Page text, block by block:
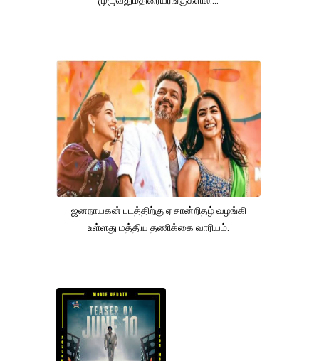
ஜனநாயகன் படத்திற்கு ஏ சான்றிதழ் வழங்கி
உள்ளது மத்திய தணிக்கை வாரியம்.